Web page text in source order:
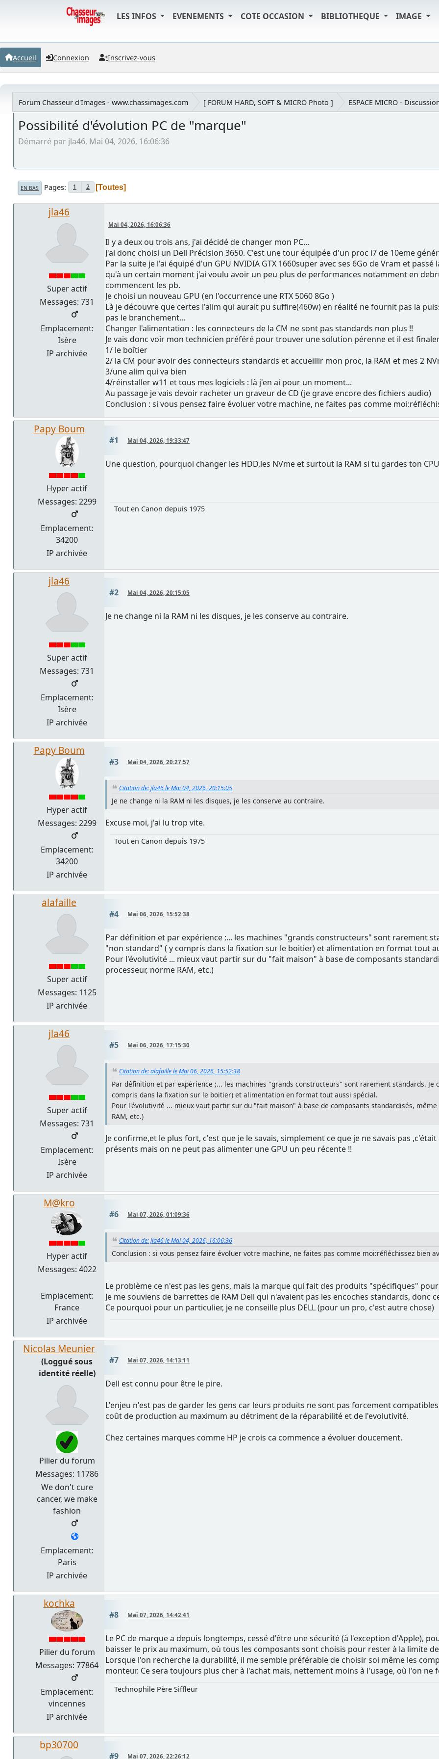
LES INFOS EVENEMENTS COTE OCCASION BIBLIOTHEQUE IMAGE
Accueil Connexion Inscrivez-vous
Forum Chasseur d'Images - www.chassimages.com [ FORUM HARD, SOFT & MICRO Photo ] ESPACE MICRO -
Possibilité d'évolution PC de "marque"
Démarré par jla46, Mai 04, 2026, 16:06:36
EN BAS Pages 1 2 Toutes
jla46
Super actif
Messages: 731
Emplacement:
Isère
IP archivée
Mai 04, 2026, 16:06:36
Il y a deux ou trois ans, j'ai décidé de changer mon PC...
J'ai donc choisi un Dell Précision 3650. C'est une tour équipée d'un proc i7 de 10eme
Par la suite je l'ai équipé d'un GPU NVIDIA GTX 1660super avec ses 6Go de Vram et
qu'à un certain moment j'ai voulu avoir un peu plus de performances notamment en
commencent les pb.
Je choisi un nouveau GPU (en l'occurrence une RTX 5060 8Go )
Là je découvre que certes l'alim qui aurait pu suffire(460w) en réalité ne fournit pas la
pas le branchement...
Changer l'alimentation : les connecteurs de la CM ne sont pas standards non plus !!
Je vais donc voir mon technicien préféré pour trouver une solution pérenne et il est
1/ le boîtier
2/ la CM pour avoir des connecteurs standards et accueillir mon proc, la RAM et mes 2
3/une alim qui va bien
4/réinstaller w11 et tous mes logiciels : là j'en ai pour un moment...
Au passage je vais devoir racheter un graveur de CD (je grave encore des fichiers audio)
Conclusion : si vous pensez faire évoluer votre machine, ne faites pas comme
Papy Boum
Hyper actif
Messages: 2299
Emplacement:
34200
IP archivée
#1 Mai 04, 2026, 19:33:47
Une question, pourquoi changer les HDD,les NVme et surtout la RAM si tu gardes ton
Tout en Canon depuis 1975
jla46
Super actif
Messages: 731
Emplacement:
Isère
IP archivée
#2 Mai 04, 2026, 20:15:05
Je ne change ni la RAM ni les disques, je les conserve au contraire.
Papy Boum
Hyper actif
Messages: 2299
Emplacement:
34200
IP archivée
#3 Mai 04, 2026, 20:27:57
Citation de: jla46 le Mai 04, 2026, 20:15:05
Je ne change ni la RAM ni les disques, je les conserve au contraire.
Excuse moi, j'ai lu trop vite.
Tout en Canon depuis 1975
alafaille
Super actif
Messages: 1125
IP archivée
#4 Mai 06, 2026, 15:52:38
Par définition et par expérience ;... les machines "grands constructeurs" sont rarement
"non standard" ( y compris dans la fixation sur le boitier) et alimentation en format tout
Pour l'évolutivité ... mieux vaut partir sur du "fait maison" à base de composants
processeur, norme RAM, etc.)
jla46
Super actif
Messages: 731
Emplacement:
Isère
IP archivée
#5 Mai 06, 2026, 17:15:30
Citation de: alafaille le Mai 06, 2026, 15:52:38
Par définition et par expérience ;... les machines "grands constructeurs" sont rarement standards.
compris dans la fixation sur le boitier) et alimentation en format tout aussi spécial.
Pour l'évolutivité ... mieux vaut partir sur du "fait maison" à base de composants standardisés,
RAM, etc.)
Je confirme,et le plus fort, c'est que je le savais, simplement ce que je ne savais pas
présents mais on ne peut pas alimenter une GPU un peu récente !!
M@kro
Hyper actif
Messages: 4022
Emplacement:
France
IP archivée
#6 Mai 07, 2026, 01:09:36
Citation de: jla46 le Mai 04, 2026, 16:06:36
Conclusion : si vous pensez faire évoluer votre machine, ne faites pas comme moi:réfléchissez bien
Le problème ce n'est pas les gens, mais la marque qui fait des produits "spécifiques"
Je me souviens de barrettes de RAM Dell qui n'avaient pas les encoches standards, donc
Ce pourquoi pour un particulier, je ne conseille plus DELL (pour un pro, c'est autre chose)
Nicolas Meunier
(Loggué sous
identité réelle)
Pilier du forum
Messages: 11786
We don't cure
cancer, we make
fashion
Emplacement:
Paris
IP archivée
#7 Mai 07, 2026, 14:13:11
Dell est connu pour être le pire.
L'enjeu n'est pas de garder les gens car leurs produits ne sont pas forcement
coût de production au maximum au détriment de la réparabilité et de l'evolutivité.
Chez certaines marques comme HP je crois ca commence a évoluer doucement.
kochka
Pilier du forum
Messages: 77864
Emplacement:
vincennes
IP archivée
#8 Mai 07, 2026, 14:42:41
Le PC de marque a depuis longtemps, cessé d'être une sécurité (à l'exception d'Apple),
baisser le prix au maximum, où tous les composants sont choisis pour rester à la limite
Lorsque l'on recherche la durabilité, il me semble préférable de choisir soi même les
monteur. Ce sera toujours plus cher à l'achat mais, nettement moins à l'usage, où l'on ne
Technophile Père Siffleur
bp30700
#9 Mai 07, 2026, 22:26:12